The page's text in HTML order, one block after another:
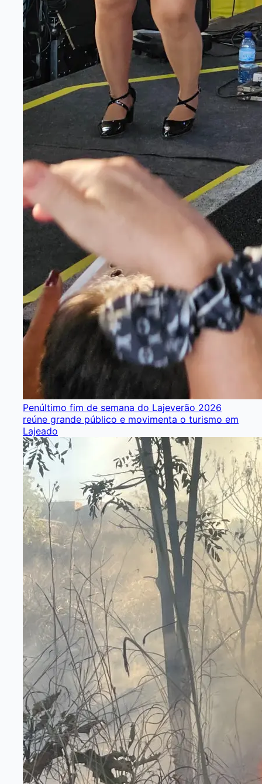
Penúltimo fim de semana do Lajeverão 2026
reúne grande público e movimenta o turismo em
Lajeado